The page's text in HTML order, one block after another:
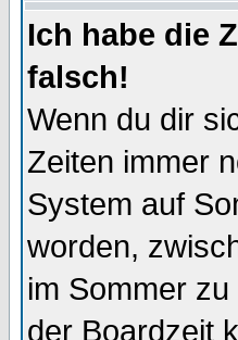
Ich habe die
falsch!
Wenn du dir
Zeiten immer
System auf
worden,
im Sommer
der Boardzeit